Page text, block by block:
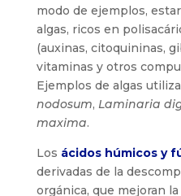
modo de ejemplos,
algas, ricos en
(auxinas, citoquininas,
vitaminas y otros
Ejemplos de algas
nodosum, Laminaria
maxima.
Los ácidos húmicos y
derivadas de la
orgánica, que mejoran